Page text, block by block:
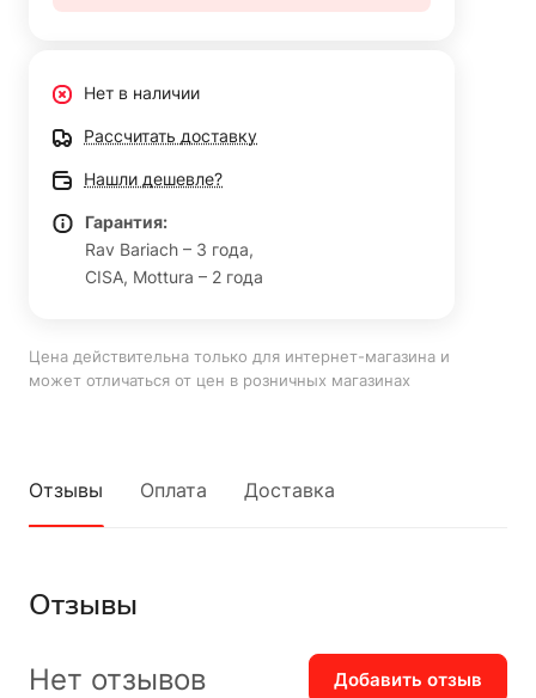
Нет в наличии
Рассчитать доставку
Нашли дешевле?
Гарантия:
Rav Bariach – 3 года,
CISA, Mottura – 2 года
Цена действительна только для интернет-магазина и
может отличаться от цен в розничных магазинах
Отзывы Оплата Доставка
Отзывы
Нет отзывов Добавить отзыв